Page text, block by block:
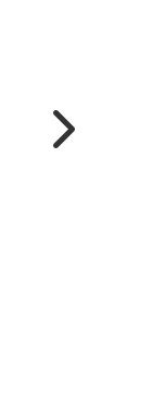
Next